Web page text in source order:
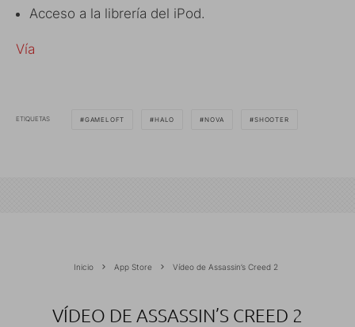
Acceso a la librería del iPod.
Vía
ETIQUETAS GAMELOFT HALO NOVA SHOOTER
Inicio App Store Vídeo de Assassin’s Creed 2
VÍDEO DE ASSASSIN’S CREED 2